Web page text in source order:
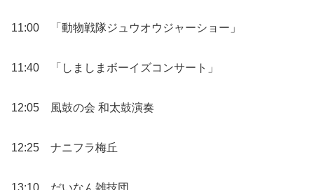
11:00 「動物戦隊ジュウオウジャーショー」
11:40 「しましまボーイズコンサート」
12:05 風鼓の会 和太鼓演奏
12:25 ナニフラ梅丘
13:10 だいなん雑技団